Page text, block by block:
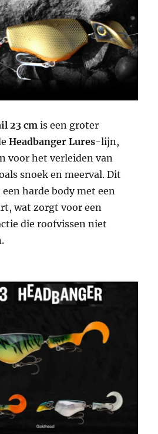
23 cm is een groter
Headbanger Lures-lijn,
voor het verleiden van
snoek en meerval. Dit
harde body met een
wat zorgt voor een
die roofvissen niet